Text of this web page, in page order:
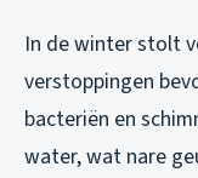
In de winter stolt
verstoppingen
bacteriën en
water, wat nare